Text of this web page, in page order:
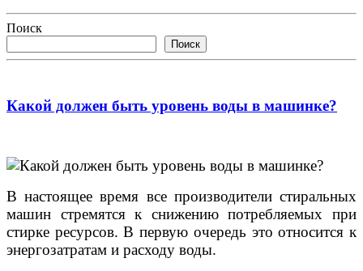
Поиск
Поиск
Какой должен быть уровень воды в машинке?
В настоящее время все производители стиральных
машин стремятся к снижению потребляемых при
стирке ресурсов. В первую очередь это относится к
энергозатратам и расходу воды.